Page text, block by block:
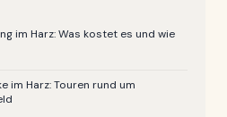
im Harz: Was kostet es und wie
im Harz: Touren rund um